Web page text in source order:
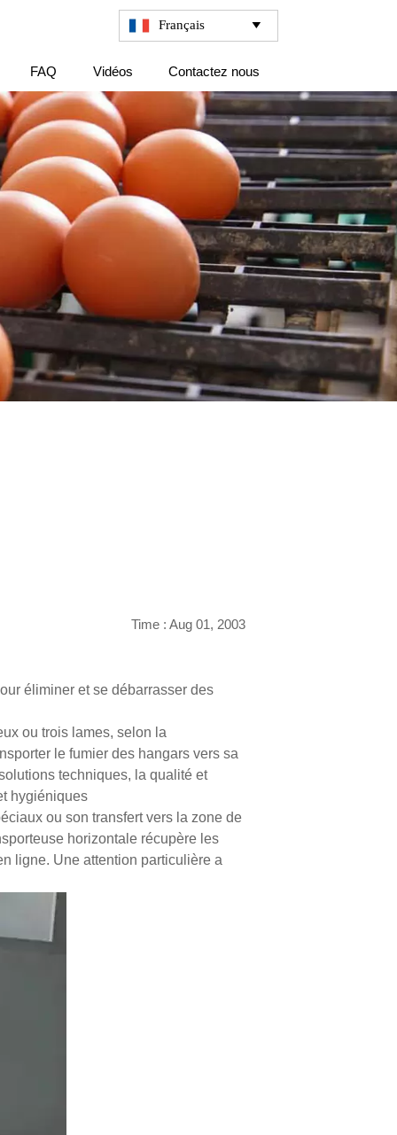
Français 
FAQ Vidéos Contactez nous
Time : Aug 01, 2003
éliminer et se débarrasser des
ou trois lames, selon la
le fumier des hangars vers sa
techniques, la qualité et
hygiéniques
ou son transfert vers la zone de
horizontale récupère les
ligne. Une attention particulière a